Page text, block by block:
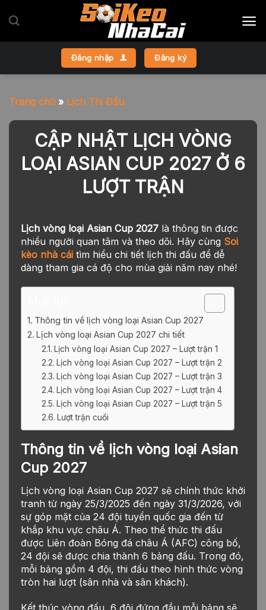
qua
Đăng nhập Đăng ký
Trang chủ » Lịch Thi Đấu
CẬP NHẬT LỊCH VÒNG
LOẠI ASIAN CUP 2027 Ở 6
LƯỢT TRẬN
Lịch vòng loại Asian Cup 2027 là thông tin được
nhiều người quan tâm và theo dõi. Hãy cùng Soi
kèo nhà cái tìm hiểu chi tiết lịch thi đấu để dễ
dàng tham gia cá độ cho mùa giải năm nay nhé!
Thông tin về lịch vòng loại Asian Cup 2027
Lịch vòng loại Asian Cup 2027 chi tiết
Lịch vòng loại Asian Cup 2027 – Lượt trận 1
Lịch vòng loại Asian Cup 2027 – Lượt trận 2
Lịch vòng loại Asian Cup 2027 – Lượt trận 3
Lịch vòng loại Asian Cup 2027 – Lượt trận 4
Lịch vòng loại Asian Cup 2027 – Lượt trận 5
Lượt trận cuối
Thông tin về lịch vòng loại Asian
Cup 2027
Lịch vòng loại Asian Cup 2027 sẽ chính thức khởi
tranh từ ngày 25/3/2025 đến ngày 31/3/2026, với
sự góp mặt của 24 đội tuyển quốc gia đến từ
khắp khu vực châu Á. Theo thể thức thi đấu
được Liên đoàn Bóng đá châu Á (AFC) công bố,
24 đội sẽ được chia thành 6 bảng đấu. Trong đó,
mỗi bảng gồm 4 đội, thi đấu theo hình thức vòng
tròn hai lượt (sân nhà và sân khách).
Kết thúc vòng đấu, 6 đội đứng đầu mỗi bảng sẽ